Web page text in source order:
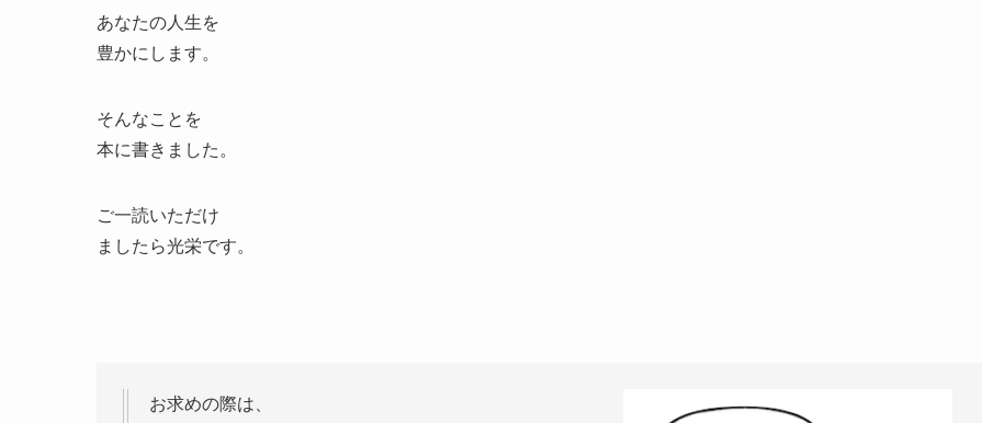
あなたの人生を
豊かにします。
そんなことを
本に書きました。
ご一読いただけ
ましたら光栄です。
お求めの際は、